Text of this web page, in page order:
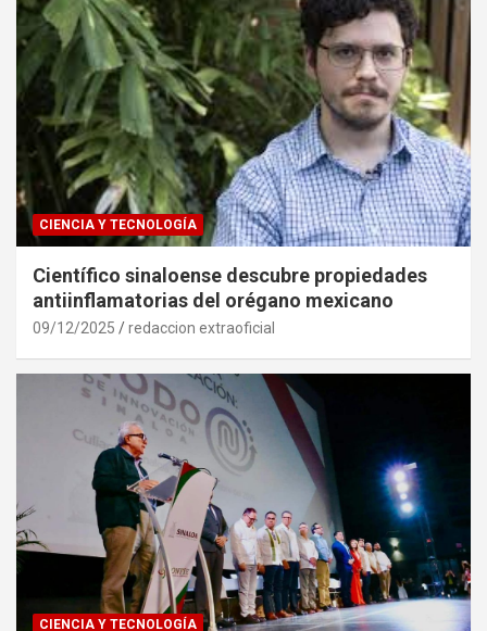
CIENCIA Y TECNOLOGÍA
Científico sinaloense descubre propiedades
antiinflamatorias del orégano mexicano
09/12/2025 redaccion extraoficial
CIENCIA Y TECNOLOGÍA